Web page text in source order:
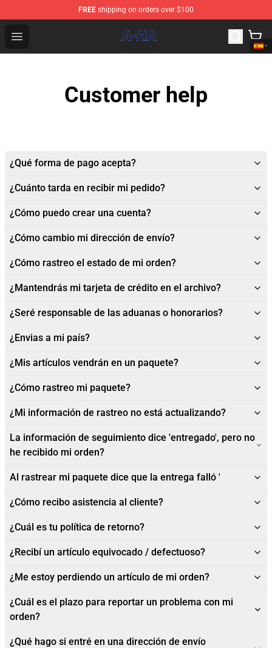
FREE shipping on orders over $100
Open menu
A-ha Store - Official A-ha Merchandise Shop
Customer help
¿Qué forma de pago acepta?
¿Cuánto tarda en recibir mi pedido?
¿Cómo puedo crear una cuenta?
¿Cómo cambio mi dirección de envío?
¿Cómo rastreo el estado de mi orden?
¿Mantendrás mi tarjeta de crédito en el archivo?
¿Seré responsable de las aduanas o honorarios?
¿Envias a mi país?
¿Mis artículos vendrán en un paquete?
¿Cómo rastreo mi paquete?
¿Mi información de rastreo no está actualizando?
La información de seguimiento dice 'entregado', pero no
he recibido mi orden?
Al rastrear mi paquete dice que la entrega falló '
¿Cómo recibo asistencia al cliente?
¿Cuál es tu política de retorno?
¿Recibí un artículo equivocado / defectuoso?
¿Me estoy perdiendo un artículo de mi orden?
¿Cuál es el plazo para reportar un problema con mi
orden?
¿Qué hago si entré en una dirección de envío